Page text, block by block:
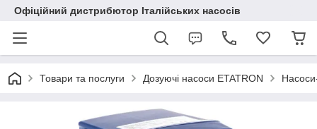
Офіційний дистрибютор Італійських насосів
Товари та послуги Дозуючі насоси ETATRON